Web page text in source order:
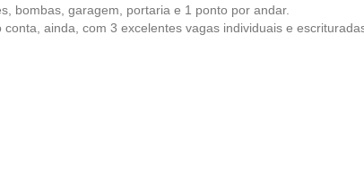
bombas, garagem, portaria e 1 ponto por andar.
conta, ainda, com 3 excelentes vagas individuais e